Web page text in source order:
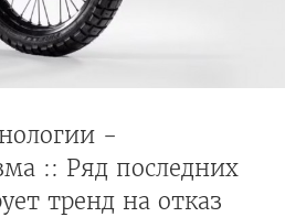
-
:: Ряд последних
тренд на отказ